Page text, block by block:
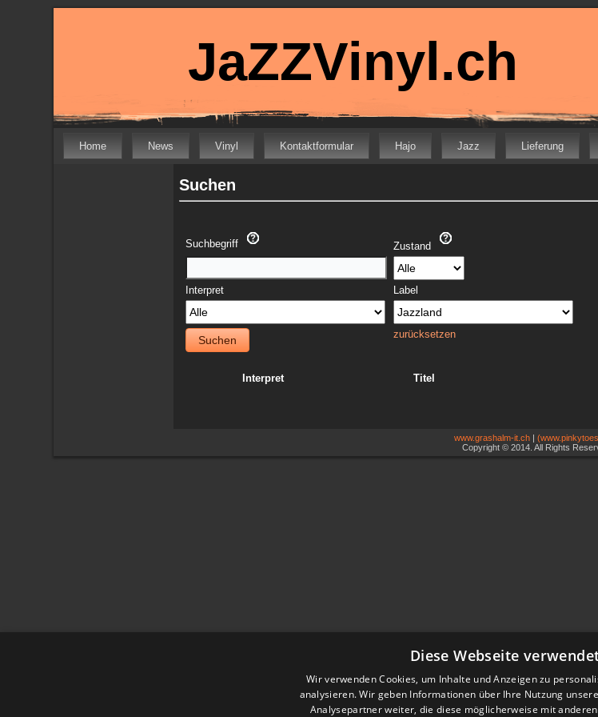
JaZZVinyl.ch
Home News Vinyl Kontaktformular Hajo Jazz Lieferung
Suchen
Suchbegriff Zustand
Interpret Label
Suchen zurücksetzen
Interpret Titel
www.grashalm-it.ch|
Copyright © 2014. All Rights
Diese Webseite
Wir verwenden Cookies, um Inhalte und Anzeigen zu
analysieren. Wir geben Informationen über Ihre Nutzung
Analysepartner weiter, die diese möglicherweise mit